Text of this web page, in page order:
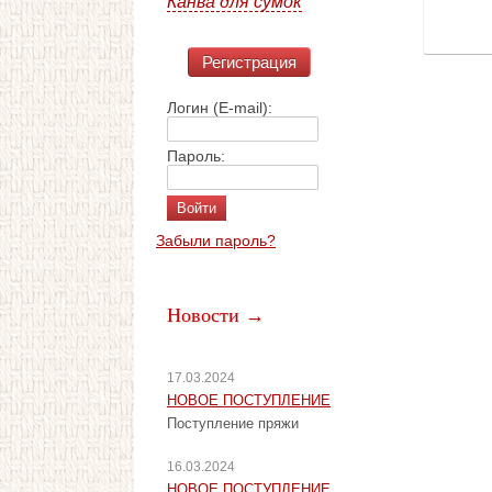
Регистрация
Логин (E-mail):
Пароль:
Забыли пароль?
Новости →
17.03.2024
НОВОЕ ПОСТУПЛЕНИЕ
Поступление пряжи
16.03.2024